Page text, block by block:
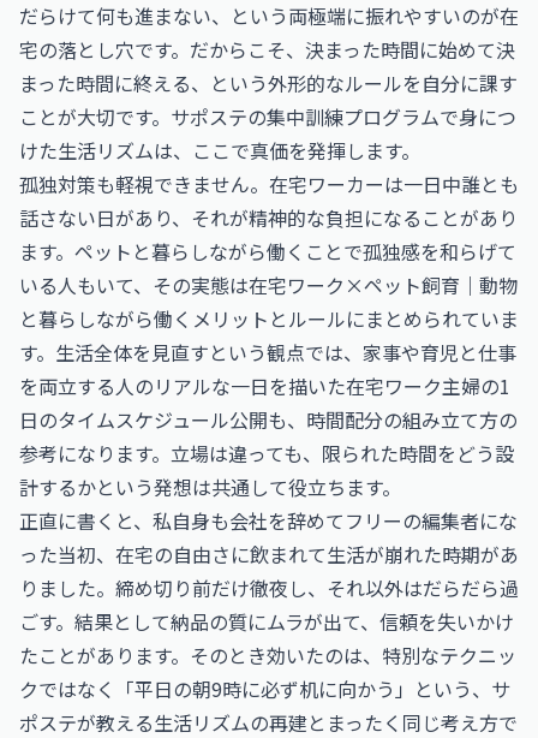
だらけて何も進まない、という両極端に振れやすいのが在
宅の落とし穴です。だからこそ、決まった時間に始めて決
まった時間に終える、という外形的なルールを自分に課す
ことが大切です。サポステの集中訓練プログラムで身につ
けた生活リズムは、ここで真価を発揮します。
孤独対策も軽視できません。在宅ワーカーは一日中誰とも
話さない日があり、それが精神的な負担になることがあり
ます。ペットと暮らしながら働くことで孤独感を和らげて
いる人もいて、その実態は在宅ワーク×ペット飼育｜動物
と暮らしながら働くメリットとルールにまとめられていま
す。生活全体を見直すという観点では、家事や育児と仕事
を両立する人のリアルな一日を描いた在宅ワーク主婦の1
日のタイムスケジュール公開も、時間配分の組み立て方の
参考になります。立場は違っても、限られた時間をどう設
計するかという発想は共通して役立ちます。
正直に書くと、私自身も会社を辞めてフリーの編集者にな
った当初、在宅の自由さに飲まれて生活が崩れた時期があ
りました。締め切り前だけ徹夜し、それ以外はだらだら過
ごす。結果として納品の質にムラが出て、信頼を失いかけ
たことがあります。そのとき効いたのは、特別なテクニッ
クではなく「平日の朝9時に必ず机に向かう」という、サ
ポステが教える生活リズムの再建とまったく同じ考え方で